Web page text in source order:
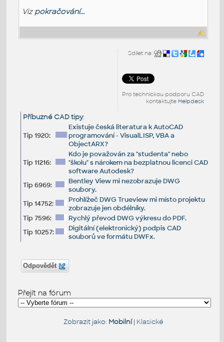
Viz pokračování...
Sdílet na:
Pro technickou podporu CAD
kontaktujte Helpdesk
Příbuzné CAD tipy:
Tip 1920:
Existuje česká literatura k AutoCAD
programování - VisualLISP, VBA a
ObjectARX?
Tip 11216:
Kdo je považován za "studenta" nebo
"školu" s nárokem na bezplatnou licenci CAD
software Autodesk?
Tip 6969:
Bentley View mi nezobrazuje DWG
soubory.
Tip 14752:
Prohlížeč DWG Trueview mi místo projektu
zobrazuje jen obdélníky.
Tip 7596:
Rychlý převod DWG výkresu do PDF.
Tip 10257:
Digitální (elektronický) podpis CAD
souborů ve formátu DWFx.
Odpovědět
Přejít na fórum
Zobrazit jako: Mobilní| Klasické